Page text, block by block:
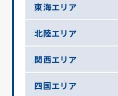
東海エリア
北陸エリア
関西エリア
四国エリア